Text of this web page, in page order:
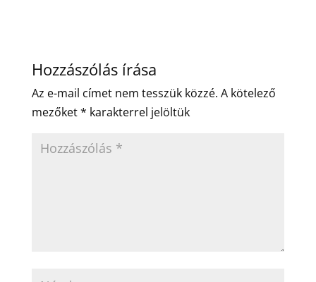
Hozzászólás írása
Az e-mail címet nem tesszük közzé. A kötelező
mezőket* karakterrel jelöltük